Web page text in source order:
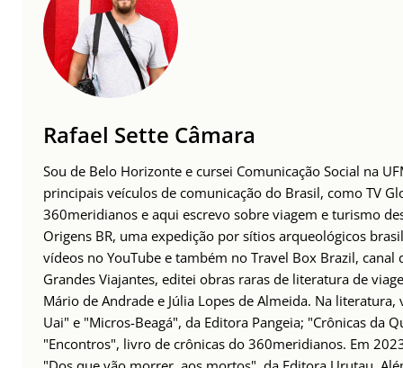
Rafael Sette Câmara
Sou de Belo Horizonte e cursei Comunicação Social na
principais veículos de comunicação do Brasil, como TV
360meridianos e aqui escrevo sobre viagem e turismo
Origens BR, uma expedição por sítios arqueológicos
vídeos no YouTube e também no Travel Box Brazil,
Grandes Viajantes, editei obras raras de literatura de
Mário de Andrade e Júlia Lopes de Almeida. Na
Uai" e "Micros-Beagá", da Editora Pangeia; "Crônicas da
"Encontros", livro de crônicas do 360meridianos. Em